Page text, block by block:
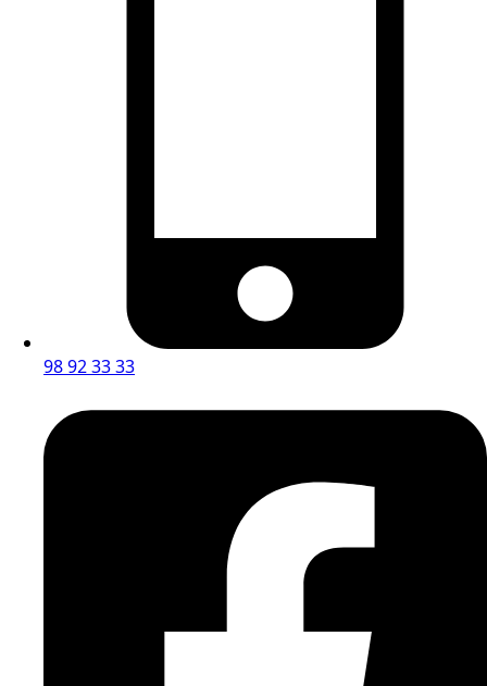
98 92 33 33